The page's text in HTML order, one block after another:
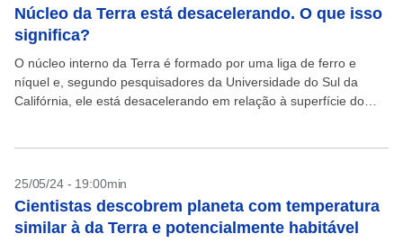
Núcleo da Terra está desacelerando. O que isso
significa?
O núcleo interno da Terra é formado por uma liga de ferro e
níquel e, segundo pesquisadores da Universidade do Sul da
Califórnia, ele está desacelerando em relação à superfície do
25/05/24 - 19:00min
Cientistas descobrem planeta com temperatura
similar à da Terra e potencialmente habitável